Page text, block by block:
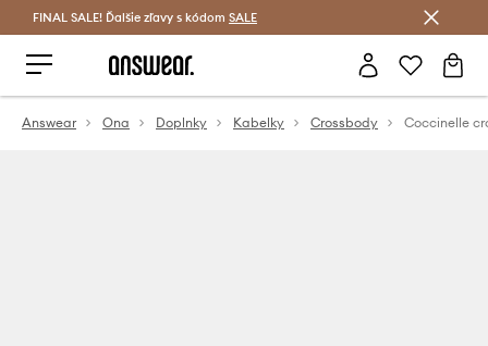
Šetrite s Answear Club >
FINAL SALE! Ďalšie zľavy s kódom SALE
Answear Ona Doplnky Kabelky Crossbody